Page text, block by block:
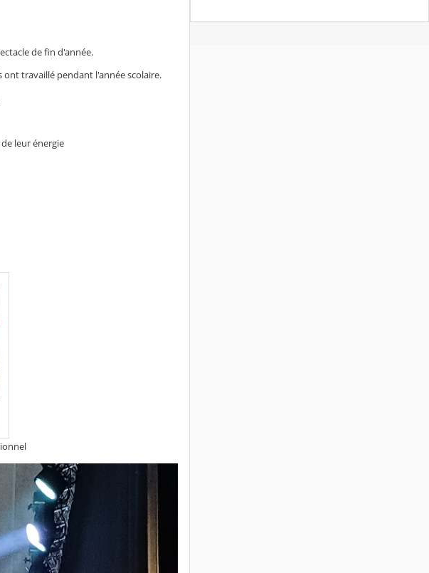
de fin d'année.
travaillé pendant l'année scolaire.
leur énergie